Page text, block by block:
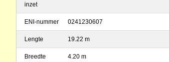
inzet
ENI-nummer 0241230607
Lengte 19.22 m
Breedte 4.20 m